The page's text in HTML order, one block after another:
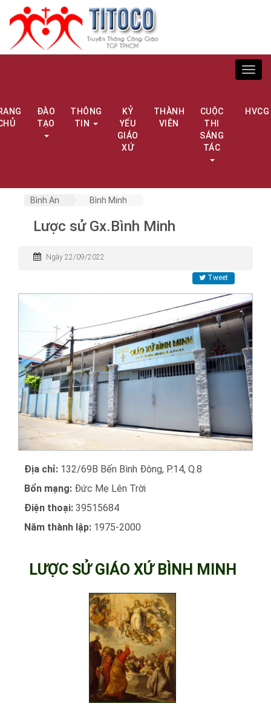
ĐÀO
TẠO
THÔNG
TIN
KỶ
YẾU
GIÁO
XỨ
THÀNH
VIÊN
CUỘC
THI
SÁNG
TÁC
HVCG
Bình An Bình Minh
Lược sử Gx.Bình Minh
Ngày 22/09/2022
Tweet
Địa chỉ: 132/69B Bến Bình Đông, P.14, Q.8
Bổn mạng: Đức Mẹ Lên Trời
Điện thoại: 39515684
Năm thành lập: 1975-2000
LƯỢC SỬ GIÁO XỨ BÌNH MINH